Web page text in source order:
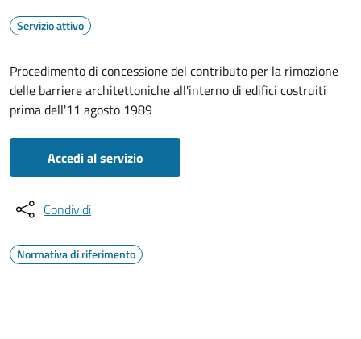
Servizio attivo
Procedimento di concessione del contributo per la rimozione
delle barriere architettoniche all'interno di edifici costruiti
prima dell'11 agosto 1989
Accedi al servizio
Condividi
Normativa di riferimento